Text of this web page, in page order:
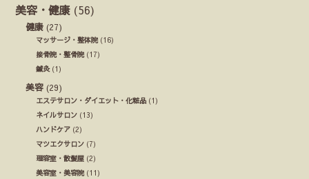
美容・健康 (56)
健康 (27)
マッサージ・整体院(16)
接骨院・整骨院(17)
鍼灸(1)
美容 (29)
エステサロン・ダイエット・化粧品 (1)
ネイルサロン (13)
ハンドケア (2)
マツエクサロン (7)
理容室・散髪屋 (2)
美容室・美容院(11)